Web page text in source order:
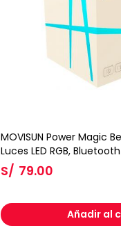
MOVISUN Power Magic
Luces LED RGB,
Batería 1200mAh, Entrada
Tipo C
S/ 79.00
Añadir al